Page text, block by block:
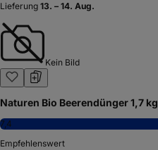
Lieferung 13. – 14. Aug.
Kein Bild
Naturen Bio Beerendünger 1,7 kg
7,4
Empfehlenswert